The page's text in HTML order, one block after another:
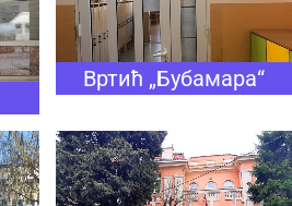
Вртић „Бубамара“